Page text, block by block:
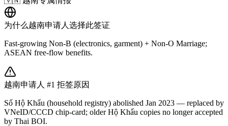
为什么越南申请人选择此签证
Fast-growing Non-B (electronics, garment) + Non-O Marriage;
ASEAN free-flow benefits.
越南申请人 #1 拒签原因
Sổ Hộ Khẩu (household registry) abolished Jan 2023 — replaced by
VNeID/CCCD chip-card; older Hộ Khẩu copies no longer accepted
by Thai BOI.